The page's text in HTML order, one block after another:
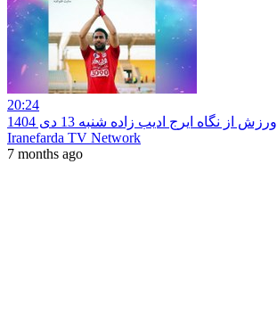
20:24
ورزش از نگاه ایرج ادیب زاده شنبه 13 دی 1404
Iranefarda TV Network
7 months ago